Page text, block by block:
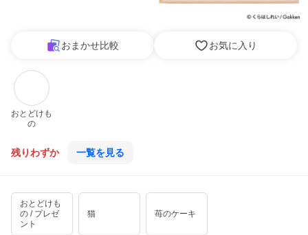
おまかせ比較 お気に入り
おとどけも
の
残りわずか 一覧を見る
おとどけも
の / プレゼ
ント
猫 苺のケーキ